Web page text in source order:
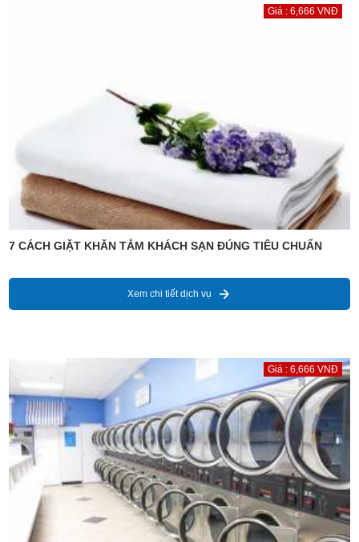
Giá : 6,666 VNĐ
7 CÁCH GIẶT KHĂN TẮM KHÁCH SẠN ĐÚNG TIÊU CHUẨN
Xem chi tiết dịch vụ
Giá : 6,666 VNĐ